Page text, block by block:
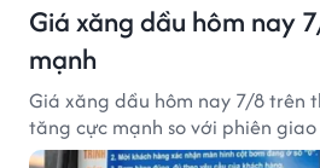
Giá xăng dầu hôm nay
mạnh
Giá xăng dầu hôm nay 7/8 trên
tăng cực mạnh so với phiên